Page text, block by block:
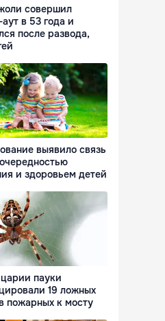
совершил
в 53 года и
после развода,
выявило связь
и здоровьем детей
пауки
19 ложных
пожарных к мосту